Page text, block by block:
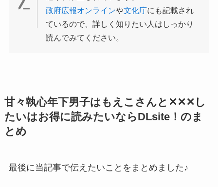
政府広報オンラインや文化庁にも記載され
ているので、詳しく知りたい人はしっかり
読んでみてください。
甘々執心年下男子はもえこさんと✕✕✕し
たいはお得に読みたいならDLsite！のま
とめ
最後に当記事で伝えたいことをまとめました♪